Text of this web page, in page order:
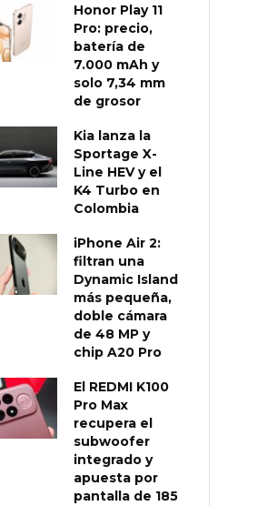
Honor Play 11
Pro: precio,
batería de
7.000 mAh y
solo 7,34 mm
de grosor
Kia lanza la
Sportage X-
Line HEV y el
K4 Turbo en
Colombia
iPhone Air 2:
filtran una
Dynamic Island
más pequeña,
doble cámara
de 48 MP y
chip A20 Pro
El REDMI K100
Pro Max
recupera el
subwoofer
integrado y
apuesta por
pantalla de 185